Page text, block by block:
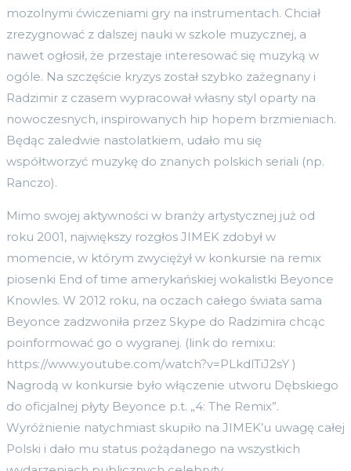
mozolnymi ćwiczeniami gry na instrumentach. Chciał
zrezygnować z dalszej nauki w szkole muzycznej, a
nawet ogłosił, że przestaje interesować się muzyką w
ogóle. Na szczęście kryzys został szybko zażegnany i
Radzimir z czasem wypracował własny styl oparty na
nowoczesnych, inspirowanych hip hopem brzmieniach.
Będąc zaledwie nastolatkiem, udało mu się
współtworzyć muzykę do znanych polskich seriali (np.
Ranczo).
Mimo swojej aktywności w branży artystycznej już od
roku 2001, największy rozgłos JIMEK zdobył w
momencie, w którym zwyciężył w konkursie na remix
piosenki End of time amerykańskiej wokalistki Beyonce
Knowles. W 2012 roku, na oczach całego świata sama
Beyonce zadzwoniła przez Skype do Radzimira chcąc
poinformować go o wygranej. (link do remixu:
https://www.youtube.com/watch?v=PLkdlTiJ2sY )
Nagrodą w konkursie było włączenie utworu Dębskiego
do oficjalnej płyty Beyonce p.t. „4: The Remix”.
Wyróżnienie natychmiast skupiło na JIMEK’u uwagę całej
Polski i dało mu status pożądanego na wszystkich